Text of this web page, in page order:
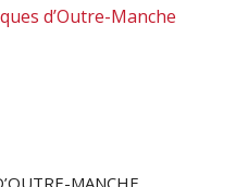
d’Outre-Manche
MANCHE